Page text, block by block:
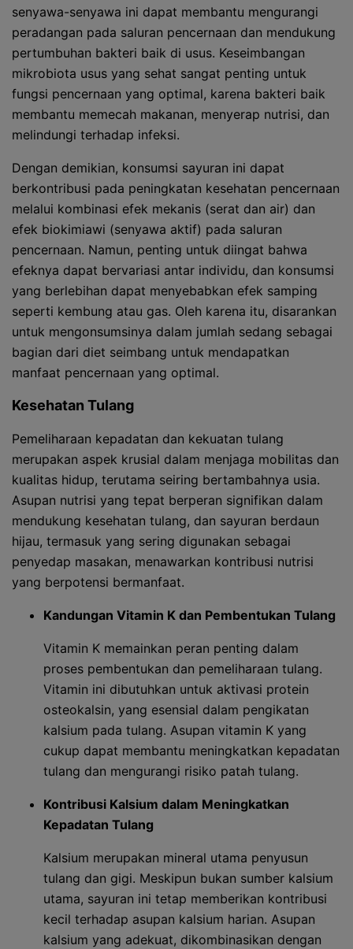
senyawa-senyawa ini dapat membantu mengurangi
peradangan pada saluran pencernaan dan mendukung
pertumbuhan bakteri baik di usus. Keseimbangan
mikrobiota usus yang sehat sangat penting untuk
fungsi pencernaan yang optimal, karena bakteri baik
membantu memecah makanan, menyerap nutrisi, dan
melindungi terhadap infeksi.
Dengan demikian, konsumsi sayuran ini dapat
berkontribusi pada peningkatan kesehatan pencernaan
melalui kombinasi efek mekanis (serat dan air) dan
efek biokimiawi (senyawa aktif) pada saluran
pencernaan. Namun, penting untuk diingat bahwa
efeknya dapat bervariasi antar individu, dan konsumsi
yang berlebihan dapat menyebabkan efek samping
seperti kembung atau gas. Oleh karena itu, disarankan
untuk mengonsumsinya dalam jumlah sedang sebagai
bagian dari diet seimbang untuk mendapatkan
manfaat pencernaan yang optimal.
Kesehatan Tulang
Pemeliharaan kepadatan dan kekuatan tulang
merupakan aspek krusial dalam menjaga mobilitas dan
kualitas hidup, terutama seiring bertambahnya usia.
Asupan nutrisi yang tepat berperan signifikan dalam
mendukung kesehatan tulang, dan sayuran berdaun
hijau, termasuk yang sering digunakan sebagai
penyedap masakan, menawarkan kontribusi nutrisi
yang berpotensi bermanfaat.
Kandungan Vitamin K dan Pembentukan Tulang
Vitamin K memainkan peran penting dalam
proses pembentukan dan pemeliharaan tulang.
Vitamin ini dibutuhkan untuk aktivasi protein
osteokalsin, yang esensial dalam pengikatan
kalsium pada tulang. Asupan vitamin K yang
cukup dapat membantu meningkatkan kepadatan
tulang dan mengurangi risiko patah tulang.
Kontribusi Kalsium dalam Meningkatkan
Kepadatan Tulang
Kalsium merupakan mineral utama penyusun
tulang dan gigi. Meskipun bukan sumber kalsium
utama, sayuran ini tetap memberikan kontribusi
kecil terhadap asupan kalsium harian. Asupan
kalsium yang adekuat, dikombinasikan dengan